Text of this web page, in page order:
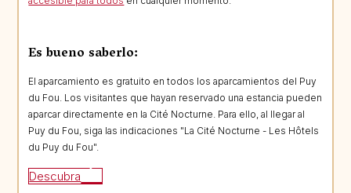
Es bueno saberlo:
El aparcamiento es gratuito en todos los aparcamientos del Puy
du Fou. Los visitantes que hayan reservado una estancia pueden
aparcar directamente en la Cité Nocturne. Para ello, al llegar al
Puy du Fou, siga las indicaciones "La Cité Nocturne - Les Hôtels
du Puy du Fou".
Descubra